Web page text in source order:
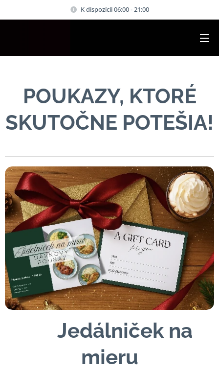
K dispozícii 06:00 - 21:00
POUKAZY, KTORÉ
SKUTOČNE POTEŠIA!
Jedálniček na
mieru